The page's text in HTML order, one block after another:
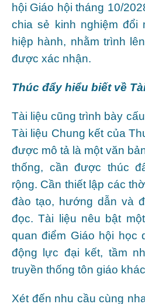
hội Giáo hội tháng 10/
chia sẻ kinh nghiệm đổi
hiệp hành, nhằm trình
được xác nhận.
Thúc đẩy hiểu biết về
Tài liệu cũng trình bày
Tài liệu Chung kết của
được mô tả là một văn
thống, cần được thúc
rộng. Cần thiết lập các
đào tạo, hướng dẫn và
đọc. Tài liệu nêu bật
quan điểm Giáo hội học
động lực đại kết, tầm
truyền thống tôn giáo
Xét đến nhu cầu cùng